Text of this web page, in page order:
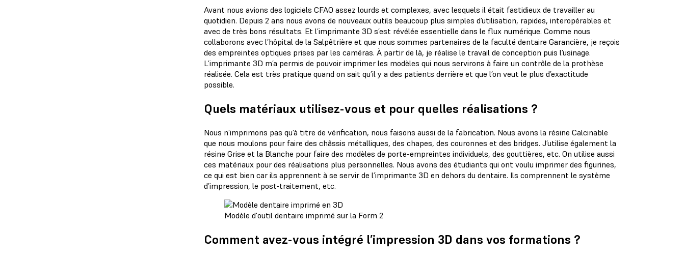
Avant nous avions des logiciels CFAO assez lourds et complexes, avec lesquels il était fastidieux de travailler au
quotidien. Depuis 2 ans nous avons de nouveaux outils beaucoup plus simples d’utilisation, rapides, interopérables et
avec de très bons résultats. Et l’imprimante 3D s’est révélée essentielle dans le flux numérique. Comme nous
collaborons avec l’hôpital de la Salpêtrière et que nous sommes partenaires de la faculté dentaire Garancière, je reçois
des empreintes optiques prises par les caméras. À partir de là, je réalise le travail de conception puis l’usinage.
L’imprimante 3D m’a permis de pouvoir imprimer les modèles qui nous servirons à faire un contrôle de la prothèse
réalisée. Cela est très pratique quand on sait qu’il y a des patients derrière et que l’on veut le plus d’exactitude
possible.
Quels matériaux utilisez-vous et pour quelles réalisations ?
Nous n’imprimons pas qu’à titre de vérification, nous faisons aussi de la fabrication. Nous avons la résine Calcinable
que nous moulons pour faire des châssis métalliques, des chapes, des couronnes et des bridges. J’utilise également la
résine Grise et la Blanche pour faire des modèles de porte-empreintes individuels, des gouttières, etc. On utilise aussi
ces matériaux pour des réalisations plus personnelles. Nous avons des étudiants qui ont voulu imprimer des figurines,
ce qui est bien car ils apprennent à se servir de l’imprimante 3D en dehors du dentaire. Ils comprennent le système
d’impression, le post-traitement, etc.
Modèle d'outil dentaire imprimé sur la Form 2
Comment avez-vous intégré l’impression 3D dans vos formations ?